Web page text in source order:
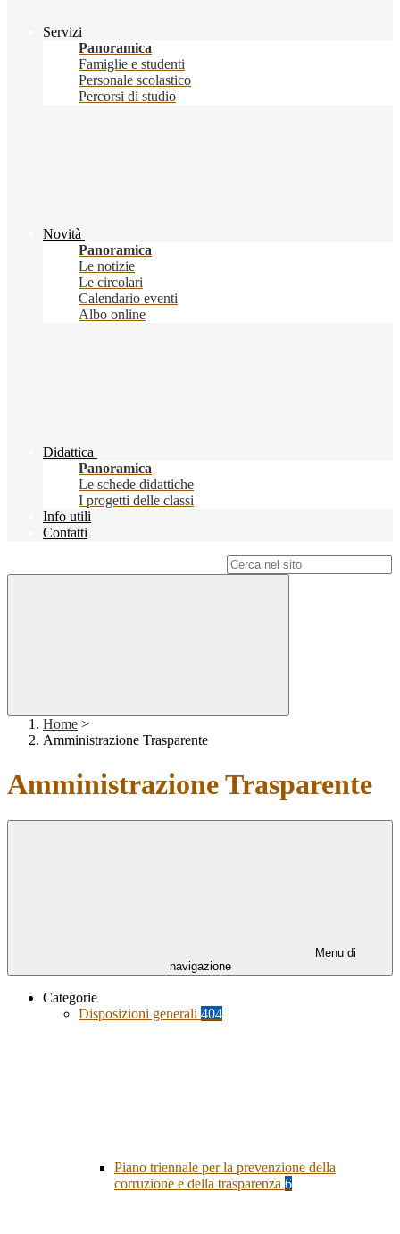
Servizi
Panoramica
Famiglie e studenti
Personale scolastico
Percorsi di studio
Novità
Panoramica
Le notizie
Le circolari
Calendario eventi
Albo online
Didattica
Panoramica
Le schede didattiche
I progetti delle classi
Info utili
Contatti
Home >
Amministrazione Trasparente
Amministrazione Trasparente
Menu di
navigazione
Categorie
Disposizioni generali 404
Piano triennale per la prevenzione della
corruzione e della trasparenza 6